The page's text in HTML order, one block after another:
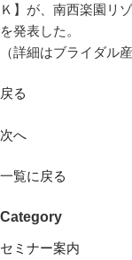
Ｋ】が、南西楽園リ
を発表した。
（詳細はブライダル
戻る
次へ
一覧に戻る
Category
セミナー案内